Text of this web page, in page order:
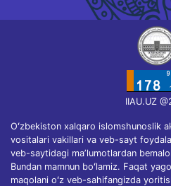
IIAU.UZ
Oʻzbekiston xalqaro islomshunoslik
vositalari vakillari va veb-sayt
veb-saytidagi maʼlumotlardan
Bundan mamnun boʻlamiz. Faqat
maqolani oʻz veb-sahifangizda